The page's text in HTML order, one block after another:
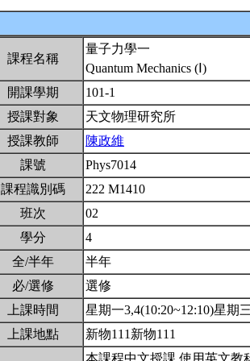
課程名稱
量子力學一
Quantum Mechanics (Ⅰ)
開課學期
101-1
授課對象
天文物理研究所
授課教師
陳政維
課號
Phys7014
課程識別碼
222 M1410
班次
02
學分
4
全/半年
半年
必/選修
選修
上課時間
星期一3,4(10:20~12:10)星期
上課地點
新物111新物111
本課程中文授課,使用英文教